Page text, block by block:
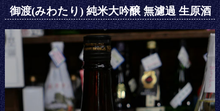
御渡(みわたり) 純米大吟醸 無濾過 生原酒